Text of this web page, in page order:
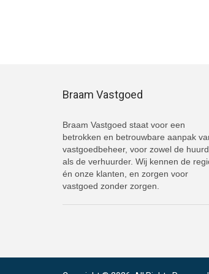
Braam Vastgoed
Braam Vastgoed staat voor een
betrokken en betrouwbare aanpak
vastgoedbeheer, voor zowel de
als de verhuurder. Wij kennen de
én onze klanten, en zorgen voor
vastgoed zonder zorgen.